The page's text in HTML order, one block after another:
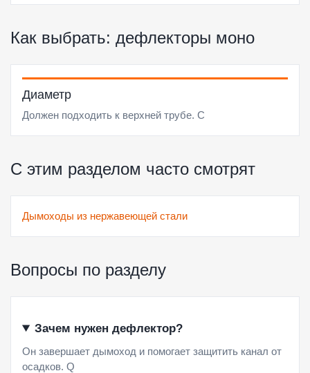
Как выбрать: дефлекторы моно
Диаметр
Должен подходить к верхней трубе. C
С этим разделом часто смотрят
Дымоходы из нержавеющей стали
Вопросы по разделу
Зачем нужен дефлектор?
Он завершает дымоход и помогает защитить канал от
осадков. Q